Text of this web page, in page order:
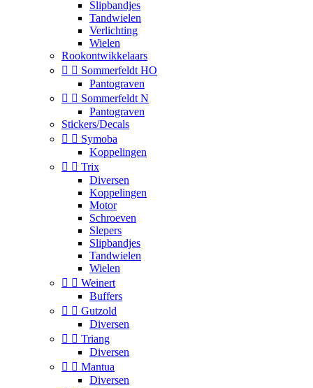
Slipbandjes
Tandwielen
Verlichting
Wielen
Rookontwikkelaars
  Sommerfeldt HO
Pantograven
  Sommerfeldt N
Pantograven
Stickers/Decals
  Symoba
Koppelingen
  Trix
Diversen
Koppelingen
Motor
Schroeven
Slepers
Slipbandjes
Tandwielen
Wielen
  Weinert
Buffers
  Gutzold
Diversen
  Triang
Diversen
  Mantua
Diversen